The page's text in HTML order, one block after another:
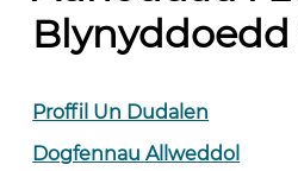
Blynyddoedd
Proffil Un Dudalen
Dogfennau Allweddol